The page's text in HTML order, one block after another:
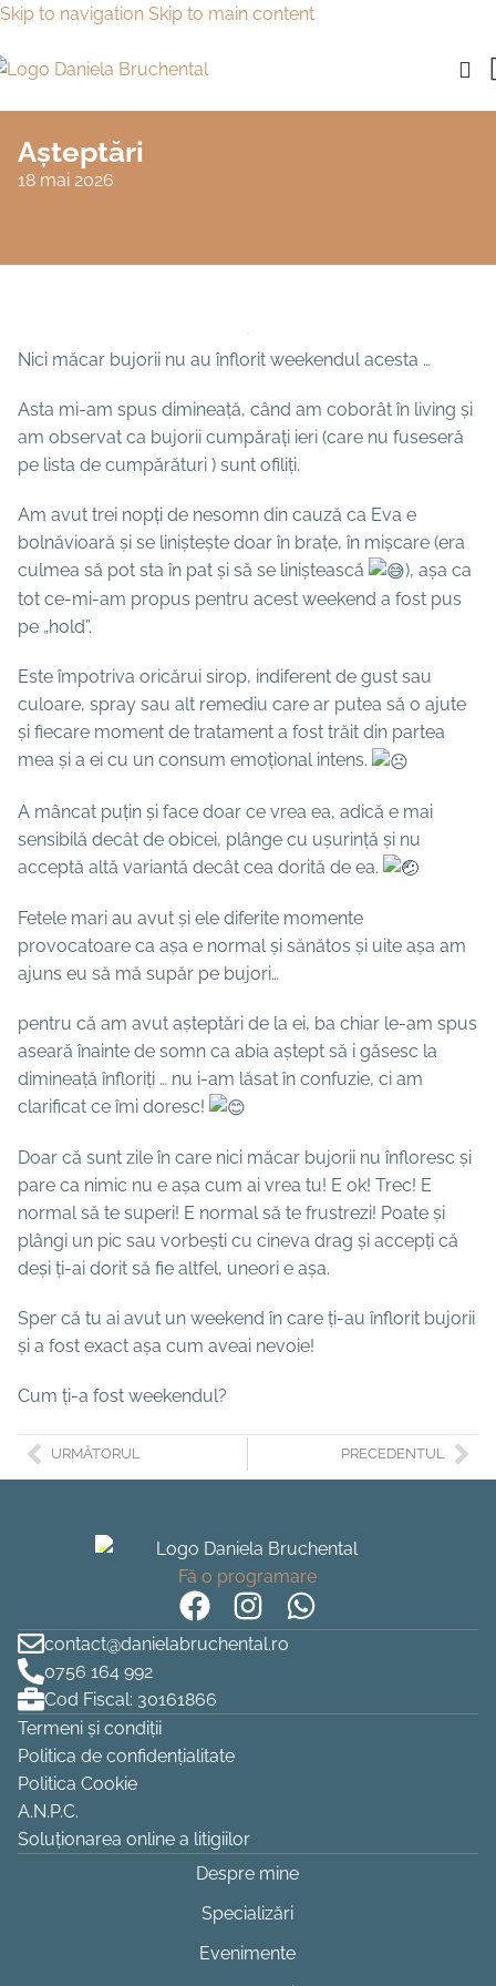
Skip to navigation Skip to main content
Așteptări
18 mai 2026
Nici măcar bujorii nu au înflorit weekendul acesta …
Asta mi-am spus dimineață, când am coborât în living și
am observat ca bujorii cumpărați ieri (care nu fuseseră
pe lista de cumpărături ) sunt ofiliți.
Am avut trei nopți de nesomn din cauză ca Eva e
bolnăvioară și se liniștește doar în brațe, în mișcare (era
culmea să pot sta în pat și să se liniștească
), așa ca
tot ce-mi-am propus pentru acest weekend a fost pus
pe „hold”.
Este împotriva oricărui sirop, indiferent de gust sau
culoare, spray sau alt remediu care ar putea să o ajute
și fiecare moment de tratament a fost trăit din partea
mea și a ei cu un consum emoțional intens.
A mâncat puțin și face doar ce vrea ea, adică e mai
sensibilă decât de obicei, plânge cu ușurință și nu
acceptă altă variantă decât cea dorită de ea.
Fetele mari au avut și ele diferite momente
provocatoare ca așa e normal și sănătos și uite așa am
ajuns eu să mă supăr pe bujori…
pentru că am avut așteptări de la ei, ba chiar le-am spus
aseară înainte de somn ca abia aștept să i găsesc la
dimineață înfloriți … nu i-am lăsat în confuzie, ci am
clarificat ce îmi doresc!
Doar că sunt zile în care nici măcar bujorii nu înfloresc și
pare ca nimic nu e așa cum ai vrea tu! E ok! Trec! E
normal să te superi! E normal să te frustrezi! Poate și
plângi un pic sau vorbești cu cineva drag și accepți că
deși ți-ai dorit să fie altfel, uneori e așa.
Sper că tu ai avut un weekend în care ți-au înflorit bujorii
și a fost exact așa cum aveai nevoie!
Cum ți-a fost weekendul?
URMĂTORUL PRECEDENTUL
Despre mine
Specializări
Evenimente
contact@danielabruchental.ro
0756 164 992
Cod Fiscal: 30161866
Fă o programare
Termeni și condiții
Politica de confidențialitate
Politica Cookie
A.N.P.C.
Soluționarea online a litigiilor